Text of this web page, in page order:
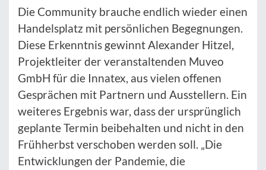
Die Community brauche endlich wieder einen
Handelsplatz mit persönlichen Begegnungen.
Diese Erkenntnis gewinnt Alexander Hitzel,
Projektleiter der veranstaltenden Muveo
GmbH für die Innatex, aus vielen offenen
Gesprächen mit Partnern und Ausstellern. Ein
weiteres Ergebnis war, dass der ursprünglich
geplante Termin beibehalten und nicht in den
Frühherbst verschoben werden soll. „Die
Entwicklungen der Pandemie, die